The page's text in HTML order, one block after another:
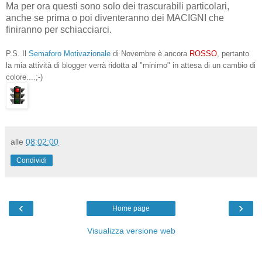
Ma per ora questi sono solo dei trascurabili particolari,
anche se prima o poi diventeranno dei MACIGNI che
finiranno per schiacciarci.
P.S. Il Semaforo Motivazionale di Novembre è ancora ROSSO , pertanto
la mia attività di blogger verrà ridotta al "minimo" in attesa di un cambio di
colore....;-)
alle 08:02:00
Condividi
‹ ›
Home page
Visualizza versione web